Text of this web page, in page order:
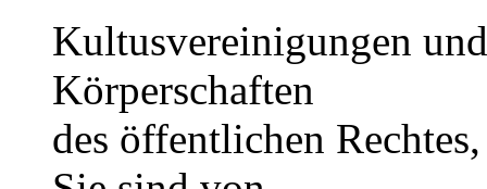
Kultusvereinigungen
Körperschaften
des öffentlichen